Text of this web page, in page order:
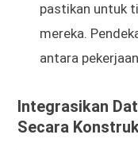
pastikan untuk
mereka.
antara
Integrasikan
Secara